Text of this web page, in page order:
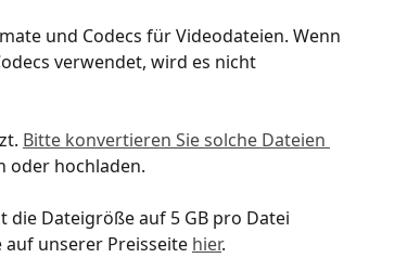
und Codecs für Videodateien. Wenn
verwendet, wird es nicht
Bitte konvertieren Sie solche Dateien
oder hochladen.
die Dateigröße auf 5 GB pro Datei
auf unserer Preisseite hier.